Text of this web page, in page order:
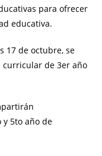
para ofrecer
educativa.
17 de octubre, se
de 3er año
y 5to año de